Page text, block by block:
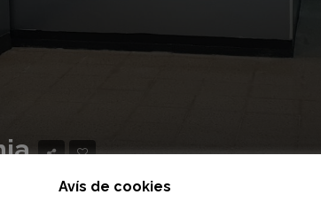
Avís de cookies